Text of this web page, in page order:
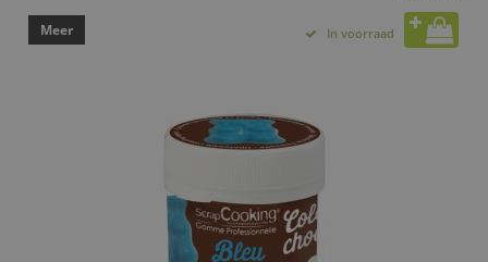
Meer In voorraad